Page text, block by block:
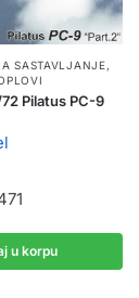
SASTAVLJANJE,
72 Pilatus PC-9
u korpu